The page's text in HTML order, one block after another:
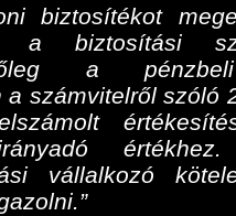
biztosítékot
a biztosítási
a
számvitelről szóló
vállalkozó